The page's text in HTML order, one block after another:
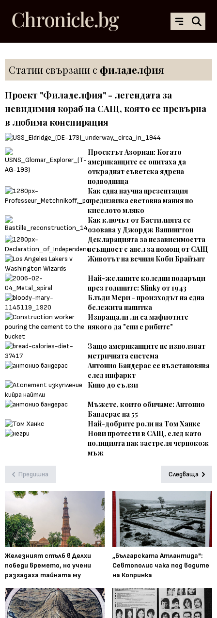
Статии свързани с филаделфия
Проект "Филаделфия" - легендата за
невидимия кораб на САЩ, която се превърна
в любима конспирация
Проектът Азориан: Когато
американците се опитаха да
откраднат съветска ядрена
подводница
Как една научна презентация
предизвика световна мания по
киселото мляко
Как ключът от Бастилията се
озовава у Джордж Вашингтон
Декларацията за независимостта
всъщност е апел за помощ от САЩ
Животът на вечния Коби Брайънт
Най-желаните коледни подаръци
през годините: Slinky от 1943
Блъди Мери - произходът на една
бележита напитка
Изпращали ли са мафиотите
някого да "спи с рибите"
Защо американците не използват
метричната система
Антонио Бандерас се възстановява
след инфаркт
Кино до сълзи
Мъжете, които обичаме: Антонио
Бандерас на 55
Най-добрите роли на Том Ханкс
Нови протести в САЩ, след като
полицията пак застреля чернокож
мъж
Предишна Следваща
Железният стълб в Делхи
победи времето, но учени
разгадаха тайната му
„Българската Атлантида":
Севтополис чака под водите
на Копринка